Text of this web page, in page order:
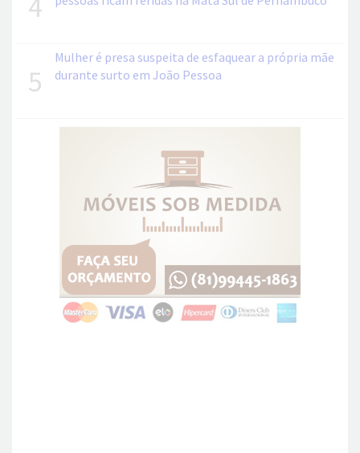
5
Mulher é presa suspeita de esfaquear a própria mãe
durante surto em João Pessoa